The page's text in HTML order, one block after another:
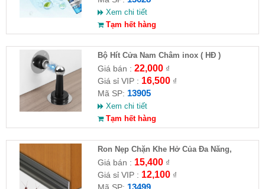
Xem chi tiết
Tạm hết hàng
Bộ Hít Cửa Nam Châm inox ( HĐ )
Giá bán : 22,000₫
Giá sỉ VIP : 16,500₫
Mã SP: 13905
Xem chi tiết
Tạm hết hàng
Ron Nẹp Chặn Khe Hở Của Đa Năng,
Chống Côn Trùng( HĐ )
Giá bán : 15,400₫
Giá sỉ VIP : 12,100₫
Mã SP: 13499